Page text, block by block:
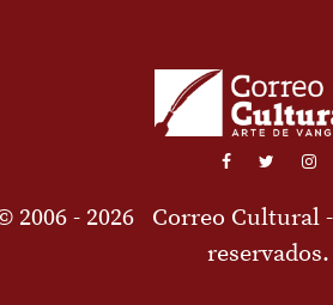
2006 - 2026 Correo Cultural
reservados.